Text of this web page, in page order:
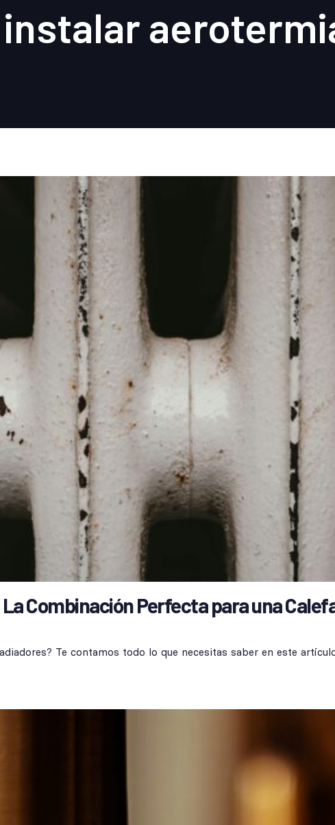
Combinación Perfecta para una
Te contamos todo lo que necesitas saber en este